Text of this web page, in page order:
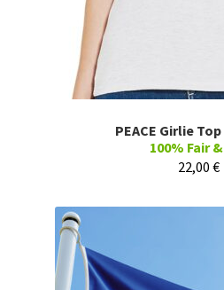
PEACE Girlie
100% Fair
22,00 €